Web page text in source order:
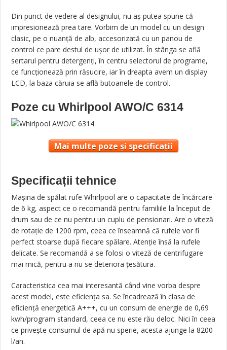
Din punct de vedere al designului, nu aș putea spune că
impresionează prea tare. Vorbim de un model cu un design
clasic, pe o nuanță de alb, accesorizată cu un panou de
control ce pare destul de ușor de utilizat. În stânga se află
sertarul pentru detergenți, în centru selectorul de programe,
ce funcționează prin răsucire, iar în dreapta avem un display
LCD, la baza căruia se află butoanele de control.
Poze cu Whirlpool AWO/C 6314
Mai multe poze și specificații
Specificații tehnice
Mașina de spălat rufe Whirlpool are o capacitate de încărcare
de 6 kg, aspect ce o recomandă pentru familiile la început de
drum sau de ce nu pentru un cuplu de pensionari. Are o viteză
de rotație de 1200 rpm, ceea ce înseamnă că rufele vor fi
perfect stoarse după fiecare spălare. Atenție însă la rufele
delicate. Se recomandă a se folosi o viteză de centrifugare
mai mică, pentru a nu se deteriora țesătura.
Caracteristica cea mai interesantă când vine vorba despre
acest model, este eficiența sa. Se încadrează în clasa de
eficiență energetică A+++, cu un consum de energie de 0,69
kwh/program standard, ceea ce nu este rău deloc. Nici în ceea
ce privește consumul de apă nu sperie, acesta ajunge la 8200
l/an.